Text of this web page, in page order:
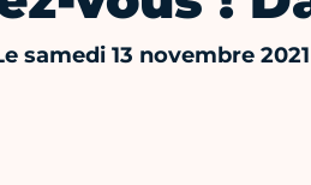
samedi 13 novembre 2021